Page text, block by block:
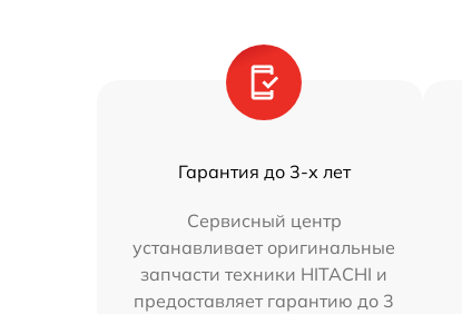
Гарантия до 3-х лет
Сервисный центр
устанавливает оригинальные
запчасти техники HITACHI и
предоставляет гарантию до 3